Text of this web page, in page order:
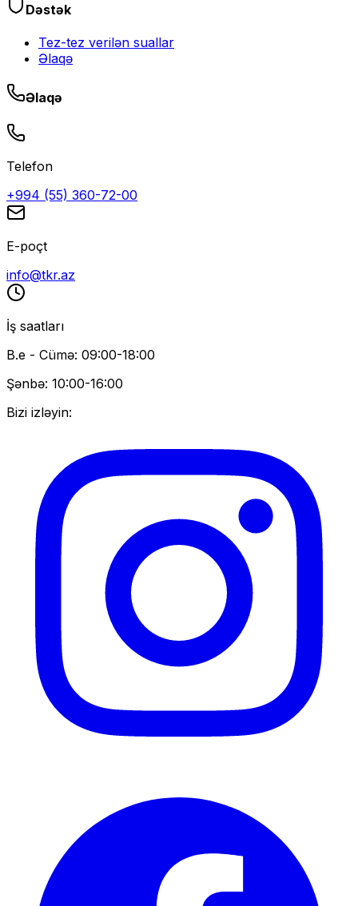
Dəstək
Tez-tez verilən suallar
Əlaqə
Əlaqə
Telefon
+994 (55) 360-72-00
E-poçt
info@tkr.az
İş saatları
B.e - Cümə: 09:00-18:00
Şənbə: 10:00-16:00
Bizi izləyin: